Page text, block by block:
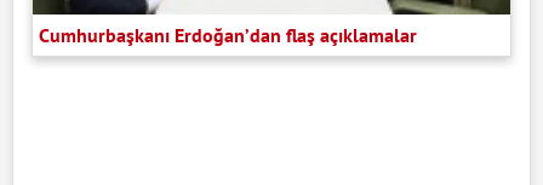
Cumhurbaşkanı Erdoğan’dan flaş açıklamalar